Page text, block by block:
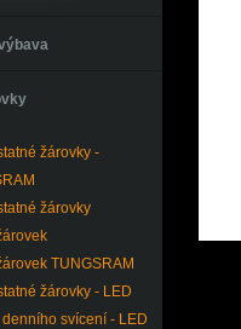
žárovky -
žárovky
TUNGSRAM
žárovky - LED
svícení - LED